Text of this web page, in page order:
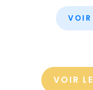
VOIR
VOIR